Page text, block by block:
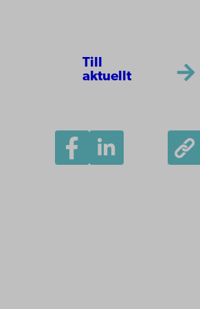
Till
aktuellt